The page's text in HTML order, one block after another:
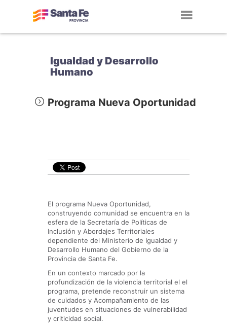
Igualdad y Desarrollo
Humano
Programa Nueva Oportunidad
El programa Nueva Oportunidad,
construyendo comunidad se encuentra en la
esfera de la Secretaría de Políticas de
Inclusión y Abordajes Territoriales
dependiente del Ministerio de Igualdad y
Desarrollo Humano del Gobierno de la
Provincia de Santa Fe.
En un contexto marcado por la
profundización de la violencia territorial el el
programa, pretende reconstruir un sistema
de cuidados y Acompañamiento de las
juventudes en situaciones de vulnerabilidad
y criticidad social.